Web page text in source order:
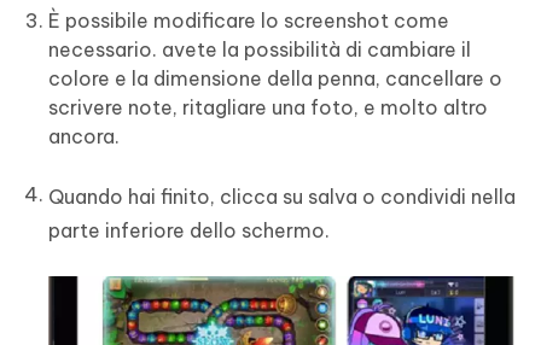
È possibile modificare lo screenshot come
necessario. avete la possibilità di cambiare il
colore e la dimensione della penna, cancellare o
scrivere note, ritagliare una foto, e molto altro
ancora.
Quando hai finito, clicca su salva o condividi nella
parte inferiore dello schermo.